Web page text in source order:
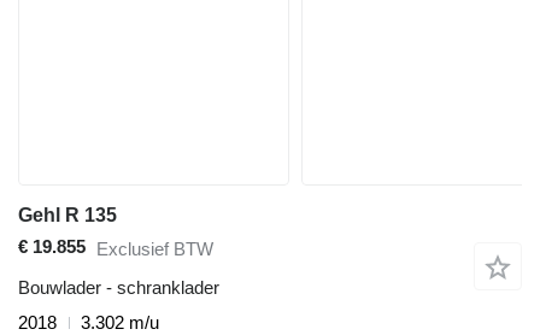
Gehl R 135
€ 19.855 Exclusief BTW
Bouwlader - schranklader
2018
3.302 m/u